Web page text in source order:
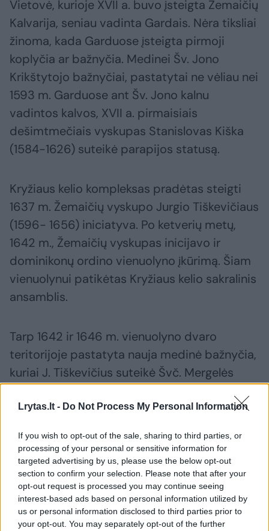
Lrytas.lt - Do Not Process My Personal Information
If you wish to opt-out of the sale, sharing to third parties, or
processing of your personal or sensitive information for
targeted advertising by us, please use the below opt-out
section to confirm your selection. Please note that after your
opt-out request is processed you may continue seeing
interest-based ads based on personal information utilized by
us or personal information disclosed to third parties prior to
your opt-out. You may separately opt-out of the further
Vietovė, kurioje XVII a. buvo įsteigta Žemaičių
Kalvarija, seniau vadinta Gardais. Nėra tiksliai
žinoma, kada Garduose įsteigta pirmoji
koplyčia ar bažnyčia. Medinei Šv. Jono
Krikštytojo bažnyčiai, pastatytai ne vėliau nei
1593 m. Garduose ant Šv. Jono kalnu
vadintos kalvos, XVII a. pirmaisiais
dešimtmečiais vyskupas Stanislovas Kiška
(1584-1626) suteikė parapijos statusą.
Kryžiaus kelio kompleksas pradėtas steigti
1637 m. Žemaičių vyskupo Jurgio Tiškevičiaus
(1596- 1656) iniciatyva. Po ketverių metų,
1642 m., Žemaičių vyskupas inicijavo ir
dominikonų ordino vienuolyno įkūrimą. Šiam
vienuolynui patikėtas Kryžiaus kelio sakralinis
ansamblis.
Tarp 1642 ir 1646 m. vienuolyno dvaro
teritorijoje pastatyta nauja medinė bažnyčia,
kuriai J. Tiškevičius suteikė Švč. Mergelės
Kalvarjos bažnyčios pastatas buvo
maldos Alyvų kalne vietą.
Kalvarijų ansamblio planas, dabartinius
kontūrus įgijęs dar J.Tiškevičiaus laikais,
galutinai susiformavo XVII a. pab.-XVIII a. pr.